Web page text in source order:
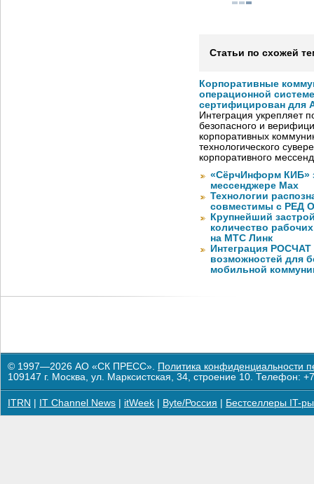
Статьи по схожей
Корпоративные
операционной
сертифицирован для
Интеграция укрепляет
безопасного и
корпоративных
технологического
корпоративного
«СёрчИнформ КИБ»
мессенджере Max
Технологии
совместимы с РЕД
Крупнейший
количество
на МТС Линк
Интеграция
возможностей для
мобильной
© 1997—2026 АО «СК ПРЕСС». Политика конфиденциальности
109147 г. Москва, ул. Марксистская, 34, строение 10. Телефон:
ITRN IT Channel News itWeek Byte/Россия Бестселлеры IT-